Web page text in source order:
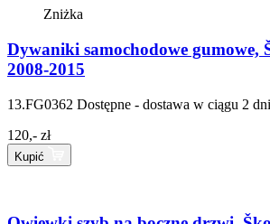
Zniżka
Dywaniki samochodowe gumowe,
2008-2015
13.FG0362 Dostępne - dostawa w ciągu 2 dni
120,- zł
Kupić